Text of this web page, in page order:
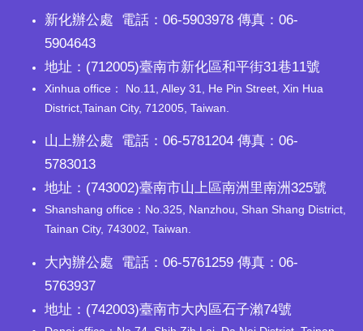
新化辦公處 電話：06-5903978 傳真：06-
5904643
地址：(712005)臺南市新化區和平街31巷11號
Xinhua office： No.11, Alley 31, He Pin Street, Xin Hua
District,Tainan City, 712005, Taiwan.
山上辦公處 電話：06-5781204 傳真：06-
5783013
地址：(743002)臺南市山上區南洲里南洲325號
Shanshang office：No.325, Nanzhou, Shan Shang District,
Tainan City, 743002, Taiwan.
大內辦公處 電話：06-5761259 傳真：06-
5763937
地址：(742003)臺南市大內區石子瀨74號